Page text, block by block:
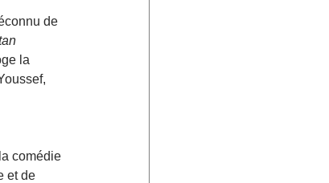
de
la
comédie
et de